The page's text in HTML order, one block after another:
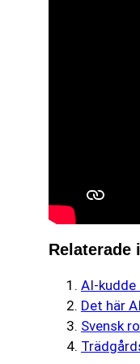
Relaterade
AI-kudde
Det här
Svensk